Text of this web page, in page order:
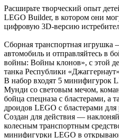
Расширьте творческий опыт
LEGO Builder, в котором они
цифровую 3D-версию
Сборная транспортная игрушка
автомобиль и отправляйтесь в
войны: Войны клонов», с этой
танка Республики
В набор входят 5 минифигурок
Мунди со световым мечом,
бойца спецназа с бластерами, а
дроидов LEGO с бластерами
Создан для действия —
колесным транспортным
минифигурки LEGO в